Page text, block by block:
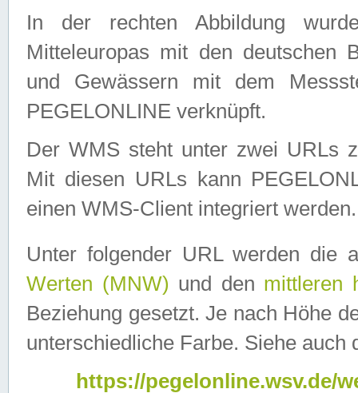
In der rechten Abbildung
Mitteleuropas mit den deutschen
und Gewässern mit dem
PEGELONLINE verknüpft.
Der WMS steht unter zwei URLs
Mit diesen URLs kann
einen WMS-Client integriert werden.
Unter folgender URL werden die
Werten (MNW) und den mittleren
Beziehung gesetzt. Je nach Höhe
unterschiedliche Farbe. Siehe auch
https://pegelonline.wsv.de/